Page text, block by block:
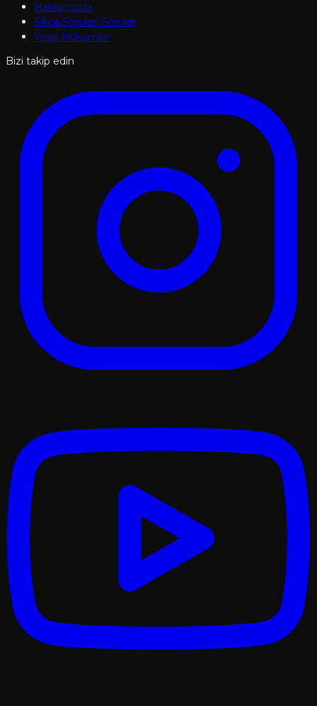
Hakkımızda
Sıkça Sorulan Sorular
Yasal Hükümler
Bizi takip edin